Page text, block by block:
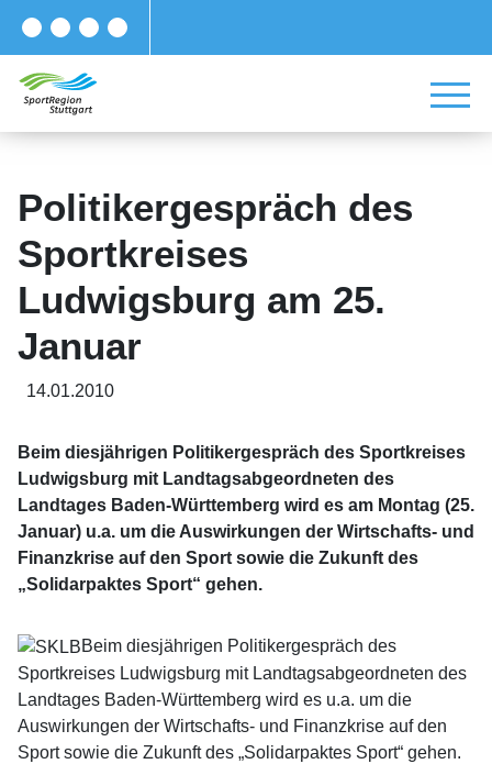
Politikergespräch des
Sportkreises
Ludwigsburg am 25.
Januar
14.01.2010
Beim diesjährigen Politikergespräch des Sportkreises
Ludwigsburg mit Landtagsabgeordneten des
Landtages Baden-Württemberg wird es am Montag (25.
Januar) u.a. um die Auswirkungen der Wirtschafts- und
Finanzkrise auf den Sport sowie die Zukunft des
„Solidarpaktes Sport“ gehen.
Beim diesjährigen Politikergespräch des
Sportkreises Ludwigsburg mit Landtagsabgeordneten des
Landtages Baden-Württemberg wird es u.a. um die
Auswirkungen der Wirtschafts- und Finanzkrise auf den
Sport sowie die Zukunft des „Solidarpaktes Sport“ gehen.